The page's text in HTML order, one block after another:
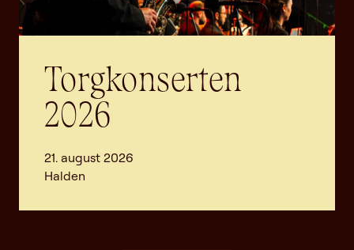
Torgkonserten
2026
21. august 2026
Halden